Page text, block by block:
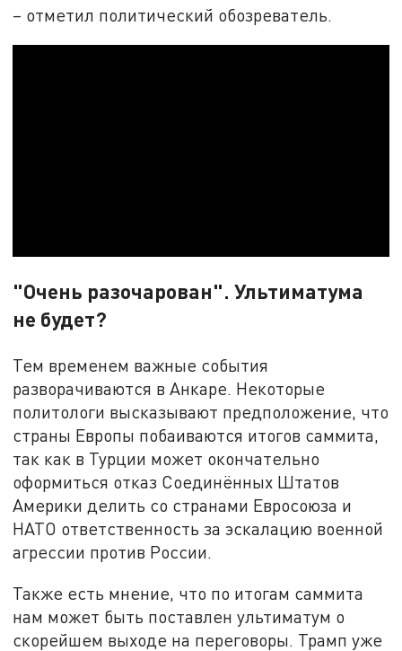
– отметил политический обозреватель.
"Очень разочарован". Ультиматума
не будет?
Тем временем важные события
разворачиваются в Анкаре. Некоторые
политологи высказывают предположение, что
страны Европы побаиваются итогов саммита,
так как в Турции может окончательно
оформиться отказ Соединённых Штатов
Америки делить со странами Евросоюза и
НАТО ответственность за эскалацию военной
агрессии против России.
Также есть мнение, что по итогам саммита
нам может быть поставлен ультиматум о
скорейшем выходе на переговоры. Трамп уже